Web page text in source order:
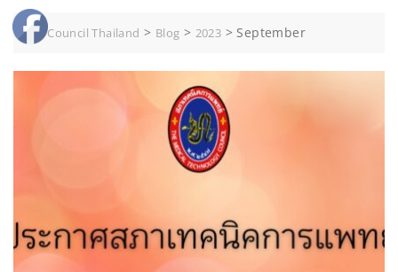
MT Council Thailand > Blog > 2023 > September